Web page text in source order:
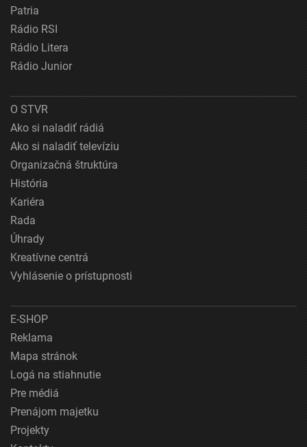
Patria
Rádio RSI
Rádio Litera
Rádio Junior
O STVR
Ako si naladiť rádiá
Ako si naladiť televíziu
Organizačná štruktúra
História
Kariéra
Rada
Úhrady
Kreatívne centrá
Vyhlásenie o prístupnosti
E-SHOP
Reklama
Mapa stránok
Logá na stiahnutie
Pre médiá
Prenájom majetku
Projekty